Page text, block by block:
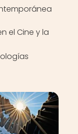
el Cine y la